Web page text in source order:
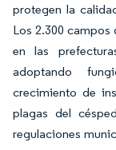
protegen la
Los 2.300
en las
adoptando
crecimiento de
plagas del
regulaciones